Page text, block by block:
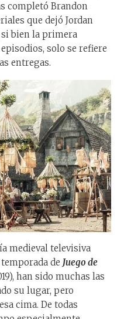
completó Brandon
que dejó Jordan
bien la primera
solo se refiere
entregas.
medieval televisiva
de Juego de
han sido muchas las
su lugar, pero
cima. De todas